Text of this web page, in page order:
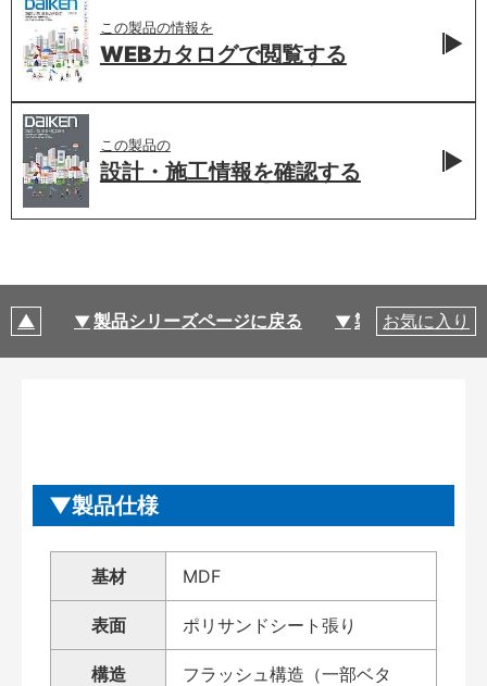
この製品の情報を
WEBカタログで閲覧する
この製品の
設計・施工情報を確認する
製品シリーズページに戻る 製品仕様
お気に入り
製品仕様
基材 MDF
表面 ポリサンドシート張り
構造
フラッシュ構造（一部ベタ